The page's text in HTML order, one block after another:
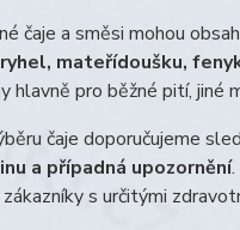
čaje a směsi mohou
mateřídoušku,
hlavně pro běžné pití, jiné
čaje doporučujeme
a případná upozornění
s určitými